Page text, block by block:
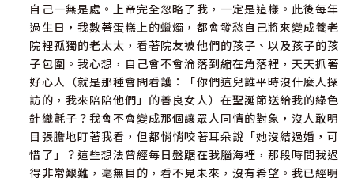
自己一無是處。上帝完全忽略了我，一定是這樣。此後每年
過生日，我數著蛋糕上的蠟燭，都會發愁自己將來變成養老
院裡孤獨的老太太，看著院友被他們的孩子、以及孩子的孩
子包圍。我心想，自己會不會淪落到縮在角落裡，天天抓著
好心人（就是那種會問看護：「你們這兒誰平時沒什麼人探
訪的，我來陪陪他們」的善良女人）在聖誕節送給我的綠色
針織氈子？我會不會變成那個讓眾人同情的對象，沒人敢明
目張膽地盯著我看，但都悄悄咬著耳朵說「她沒結過婚，可
惜了」？這些想法曾經每日盤踞在我腦海裡，那段時間我過
得非常艱難，毫無目的，看不見未來，沒有希望。我已經明